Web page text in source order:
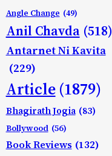
Angle Change (49)
Anil Chavda (518)
Antarnet Ni Kavita
(229)
Article (1879)
Bhagirath Jogia (83)
Bollywood (56)
Book Reviews (132)